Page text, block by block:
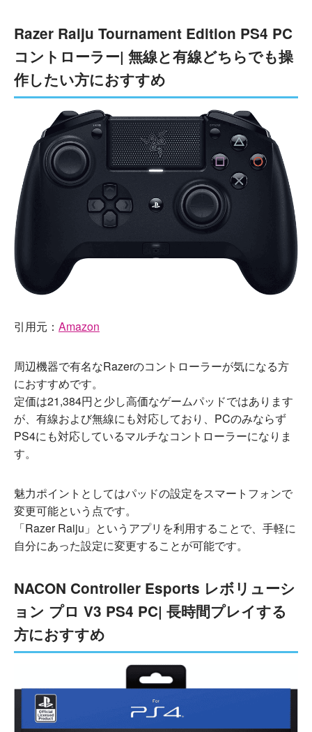
Razer Raiju Tournament Edition PS4 PC
コントローラー| 無線と有線どちらでも操
作したい方におすすめ
引用元： Amazon
周辺機器で有名なRazerのコントローラーが気になる方
におすすめです。
定価は21,384円と少し高価なゲームパッドではあります
が、有線および無線にも対応しており、PCのみならず
PS4にも対応しているマルチなコントローラーになりま
す。
魅力ポイントとしてはパッドの設定をスマートフォンで
変更可能という点です。
「Razer Raiju」というアプリを利用することで、手軽に
自分にあった設定に変更することが可能です。
NACON Controller Esports レボリューシ
ョン プロ V3 PS4 PC| 長時間プレイする
方におすすめ